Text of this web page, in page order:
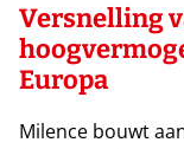
Versnelling
Europa
Milence bouwt